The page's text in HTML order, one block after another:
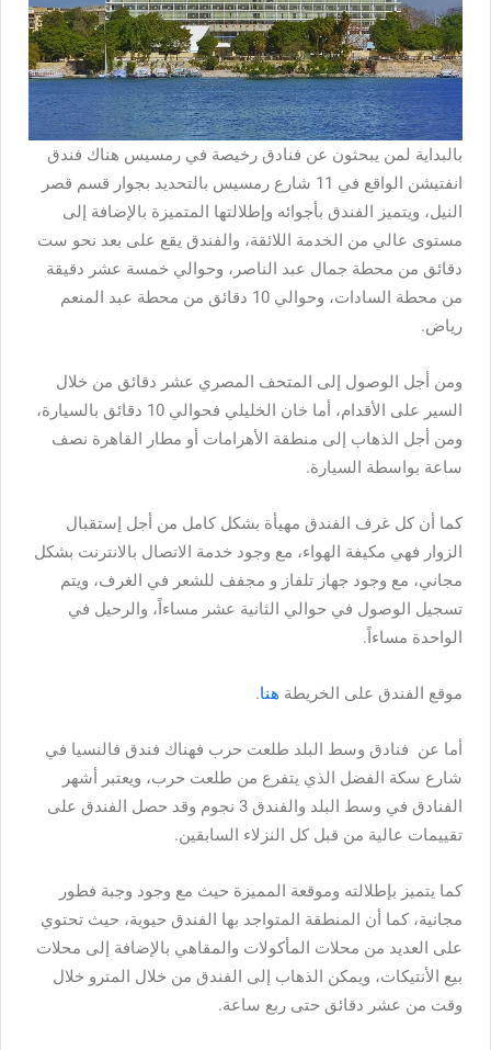
بالبداية لمن يبحثون عن فنادق رخيصة في رمسيس هناك فندق
انفتيشن الواقع في 11 شارع رمسيس بالتحديد بجوار قسم قصر
النيل، ويتميز الفندق بأجوائه وإطلالتها المتميزة بالإضافة إلى
مستوى عالي من الخدمة اللائقة، والفندق يقع على بعد نحو ست
دقائق من محطة جمال عبد الناصر، وحوالي خمسة عشر دقيقة
من محطة السادات، وحوالي 10 دقائق من محطة عبد المنعم
رياض.
ومن أجل الوصول إلى المتحف المصري عشر دقائق من خلال
السير على الأقدام، أما خان الخليلي فحوالي 10 دقائق بالسيارة،
ومن أجل الذهاب إلى منطقة الأهرامات أو مطار القاهرة نصف
ساعة بواسطة السيارة.
كما أن كل غرف الفندق مهيأة بشكل كامل من أجل إستقبال
الزوار فهي مكيفة الهواء، مع وجود خدمة الاتصال بالانترنت بشكل
مجاني، مع وجود جهاز تلفاز و مجفف للشعر في الغرف، ويتم
تسجيل الوصول في حوالي الثانية عشر مساءاً، والرحيل في
الواحدة مساءاً.
موقع الفندق على الخريطة هنا.
أما عن فنادق وسط البلد طلعت حرب فهناك فندق فالنسيا في
شارع سكة الفضل الذي يتفرع من طلعت حرب، ويعتبر أشهر
الفنادق في وسط البلد والفندق 3 نجوم وقد حصل الفندق على
تقييمات عالية من قبل كل النزلاء السابقين.
كما يتميز بإطلالته وموقعة المميزة حيث مع وجود وجبة فطور
مجانية، كما أن المنطقة المتواجد بها الفندق حيوية، حيث تحتوي
على العديد من محلات المأكولات والمقاهي بالإضافة إلى محلات
بيع الأنتيكات، ويمكن الذهاب إلى الفندق من خلال المترو خلال
وقت من عشر دقائق حتى ربع ساعة.